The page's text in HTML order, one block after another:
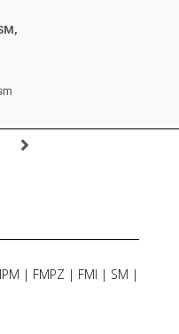
FMPZ FMI SM